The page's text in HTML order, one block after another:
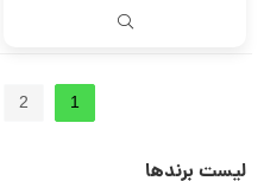
1
2
لیست برندها